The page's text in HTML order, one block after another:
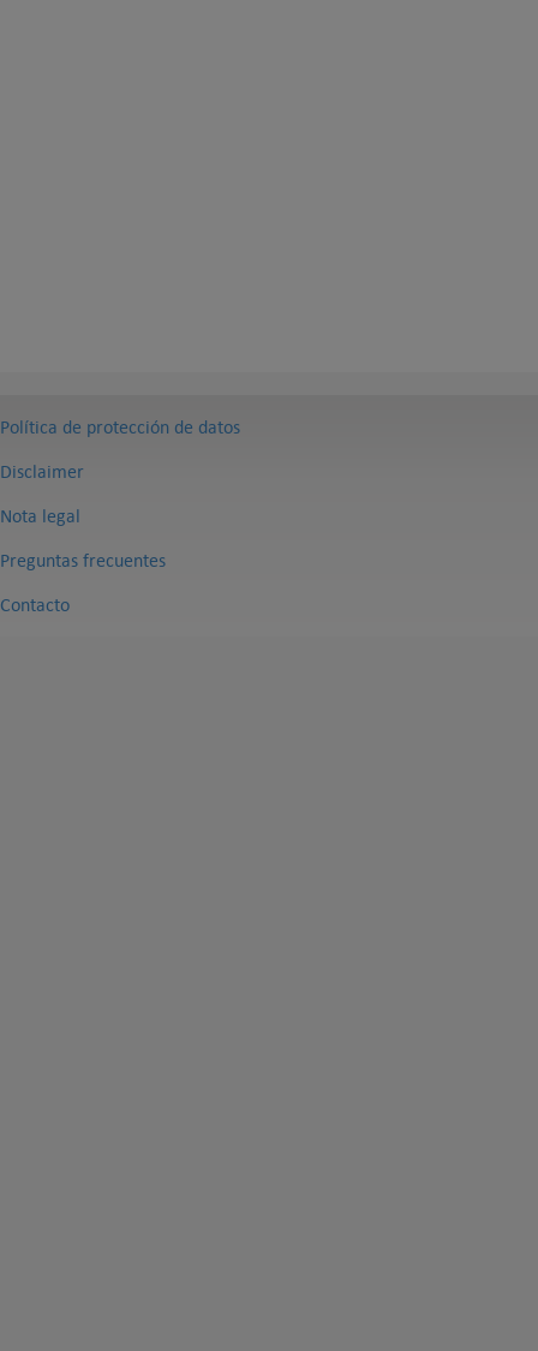
Política de protección de datos
Disclaimer
Nota legal
Preguntas frecuentes
Contacto